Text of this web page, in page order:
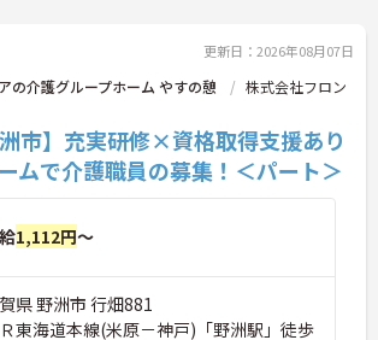
える制度が整っています。
ス利用可能
接種補助あり
ャリアを築いていける環境です♪
更新日：2026年08月07日
の介護グループホーム やすの憩
株式会社フロン
洲市】充実研修×資格取得支援あり
ムで介護職員の募集！＜パート＞
1,112円～
県 野洲市 行畑881
東海道本線(米原－神戸)「野洲駅」徒歩